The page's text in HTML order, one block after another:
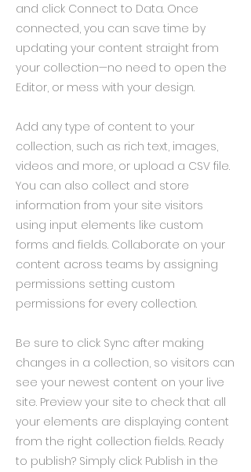
and click Connect to Data. Once
connected, you can save time by
updating your content straight from
your collection—no need to open the
Editor, or mess with your design.
Add any type of content to your
collection, such as rich text, images,
videos and more, or upload a CSV file.
You can also collect and store
information from your site visitors
using input elements like custom
forms and fields. Collaborate on your
content across teams by assigning
permissions setting custom
permissions for every collection.
Be sure to click Sync after making
changes in a collection, so visitors can
see your newest content on your live
site. Preview your site to check that all
your elements are displaying content
from the right collection fields. Ready
to publish? Simply click Publish in the